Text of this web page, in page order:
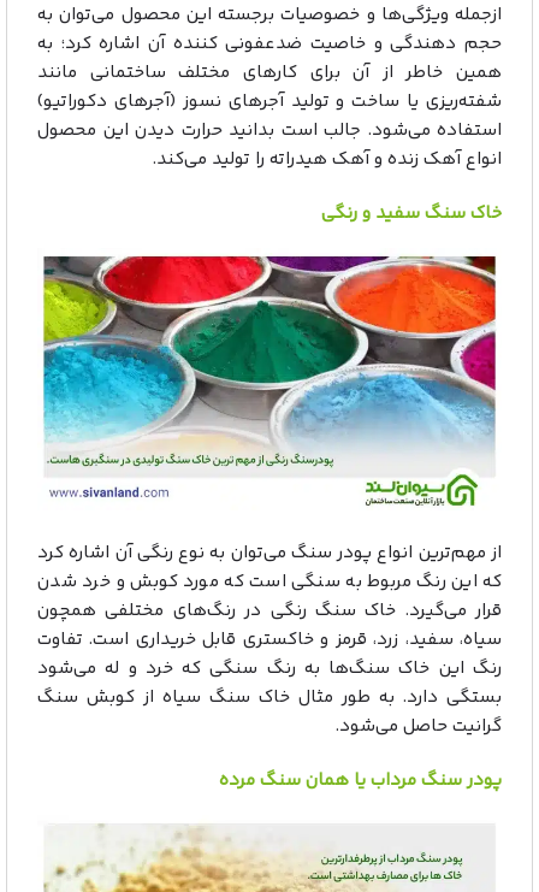
ازجمله ویژگی‌ها و خصوصیات برجسته این محصول می‌توان به
حجم دهندگی و خاصیت ضدعفونی کننده آن اشاره کرد؛ به
همین خاطر از آن برای کارهای مختلف ساختمانی مانند
شفته‌ریزی یا ساخت و تولید آجرهای نسوز (آجرهای دکوراتیو)
استفاده می‌شود. جالب است بدانید حرارت دیدن این محصول
انواع آهک زنده و آهک هیدراته را تولید می‌کند.
خاک سنگ سفید و رنگی
از مهم‌ترین انواع پودر سنگ می‌توان به نوع رنگی آن اشاره کرد
که این رنگ مربوط به سنگی است که مورد کوبش و خرد شدن
قرار می‌گیرد. خاک سنگ رنگی در رنگ‌های مختلفی همچون
سیاه، سفید، زرد، قرمز و خاکستری قابل خریداری است. تفاوت
رنگ این خاک سنگ‌ها به رنگ سنگی که خرد و له می‌شود
بستگی دارد. به طور مثال خاک سنگ سیاه از کوبش سنگ
گرانیت حاصل می‌شود.
پودر سنگ مرداب یا همان سنگ مرده